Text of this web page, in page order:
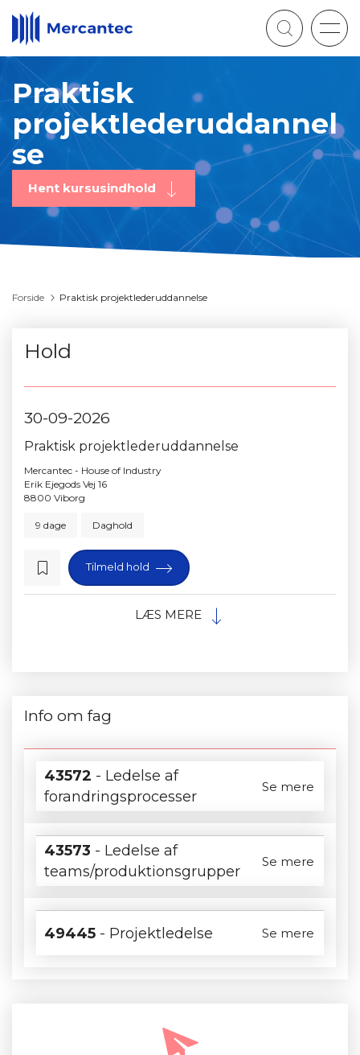
Praktisk
projektlederuddannel
se
Hent kursusindhold
Forside Praktisk projektlederuddannelse
Hold
30-09-2026
Praktisk projektlederuddannelse
Mercantec - House of Industry
Erik Ejegods Vej 16
8800 Viborg
9 dage Daghold
Tilmeld hold
LÆS MERE
Info om fag
43572 - Ledelse af
forandringsprocesser
Se mere
43573 - Ledelse af
teams/produktionsgrupper
Se mere
49445 - Projektledelse Se mere